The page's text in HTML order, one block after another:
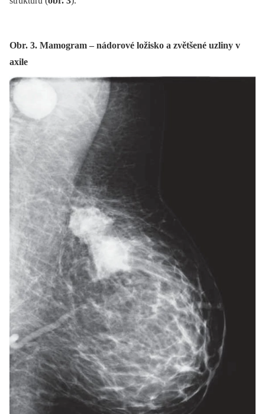
Obr. 3. Mamogram – nádorové ložisko a zvětšené uzliny v
axile